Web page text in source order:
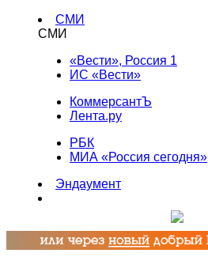
СМИ
СМИ
«Вести», Россия 1
ИС «Вести»
КоммерсантЪ
Лента.ру
РБК
МИА «Россия сегодня»
Эндаумент